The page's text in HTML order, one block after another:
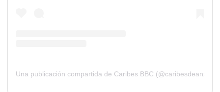
Una publicación compartida de Caribes BBC